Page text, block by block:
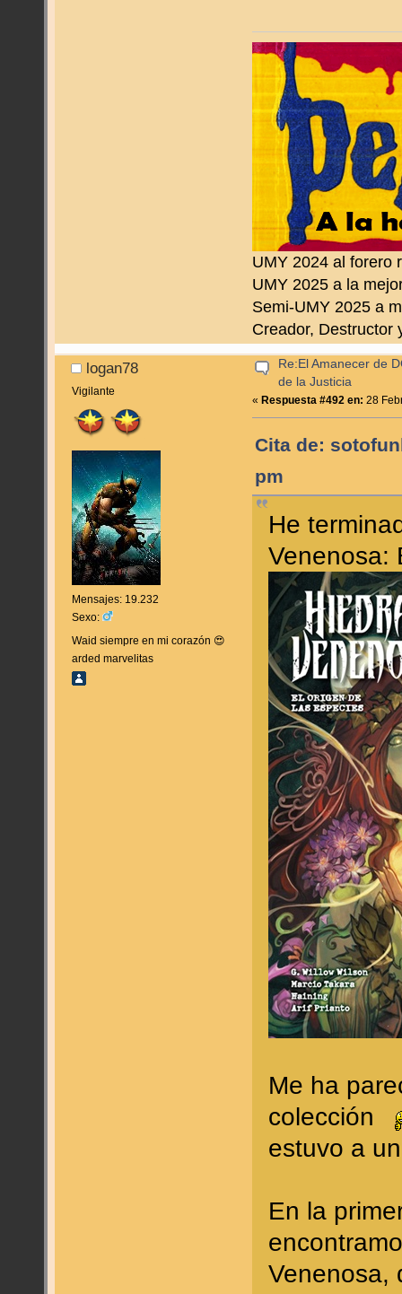
UMY 2024 al forero
UMY 2025 a la
Semi-UMY 2025 a
Creador, Destructor
logan78
Vigilante
Mensajes: 19.232
Sexo:
Waid siempre en mi corazón 😍
arded marvelitas
Re:El Amanecer de
de la Justicia
« Respuesta #492 en: 28
Cita de:
pm
He
Venenosa:
Me ha
colección
estuvo a
En la
Venenosa,